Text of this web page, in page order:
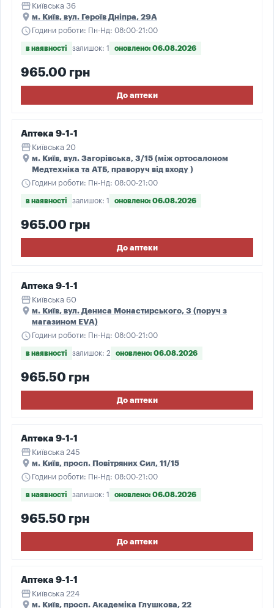
storefront Київська 36
place м. Київ, вул. Героїв Дніпра, 29А
schedule Години роботи: Пн-Нд: 08:00-21:00
в наявності залишок: 1 оновлено: 06.08.2026
965.00 грн
До аптеки
Аптека 9-1-1
storefront Київська 20
place м. Київ, вул. Загорівська, 3/15 (між ортосалоном
Медтехніка та АТБ, праворуч від входу )
schedule Години роботи: Пн-Нд: 08:00-21:00
в наявності залишок: 1 оновлено: 06.08.2026
965.00 грн
До аптеки
Аптека 9-1-1
storefront Київська 60
place м. Київ, вул. Дениса Монастирського, 3 (поруч з
магазином EVA)
schedule Години роботи: Пн-Нд: 08:00-21:00
в наявності залишок: 2 оновлено: 06.08.2026
965.50 грн
До аптеки
Аптека 9-1-1
storefront Київська 245
place м. Київ, просп. Повітряних Сил, 11/15
schedule Години роботи: Пн-Нд: 08:00-21:00
в наявності залишок: 1 оновлено: 06.08.2026
965.50 грн
До аптеки
Аптека 9-1-1
storefront Київська 224
place м. Київ, просп. Академіка Глушкова, 22